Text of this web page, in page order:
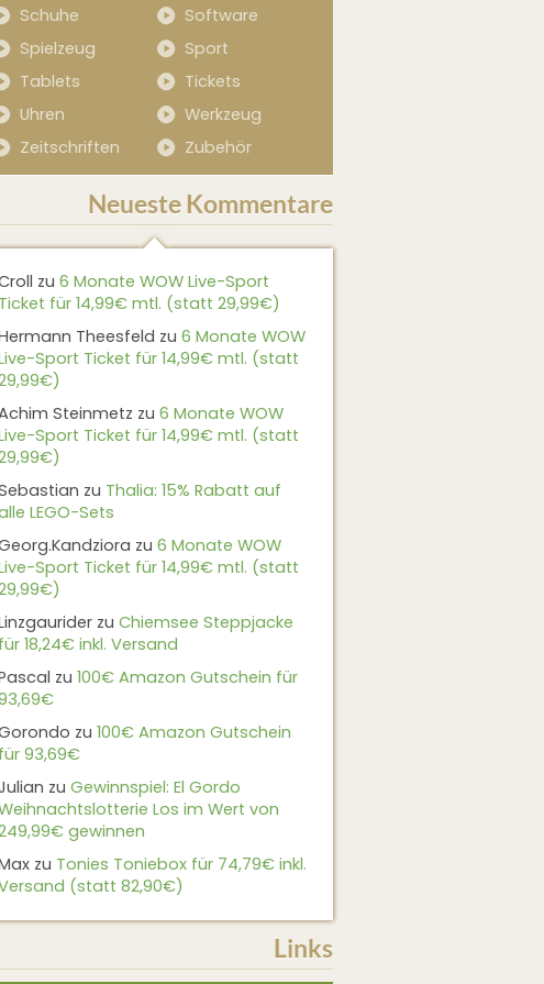
Schuhe
Software
Spielzeug
Sport
Tablets
Tickets
Uhren
Werkzeug
Zeitschriften
Zubehör
Neueste Kommentare
zu 6 Monate WOW Live-Sport
Ticket für 14,99€ mtl. (statt 29,99€)
Theesfeld zu 6 Monate WOW
Sport Ticket für 14,99€ mtl. (statt
Steinmetz zu 6 Monate WOW
Sport Ticket für 14,99€ mtl. (statt
zu Thalia: 15% Rabatt auf
LEGO-Sets
zu 6 Monate WOW
Sport Ticket für 14,99€ mtl. (statt
zu Chiemsee Steppjacke
für 18,24€ inkl. Versand
zu 100€ Amazon Gutschein für
zu 100€ Amazon Gutschein
für 93,69€
zu Gewinnspiel: El Gordo
Los im Wert von
gewinnen
zu Tonies Toniebox für 74,79€ inkl.
(statt 82,90€)
Links